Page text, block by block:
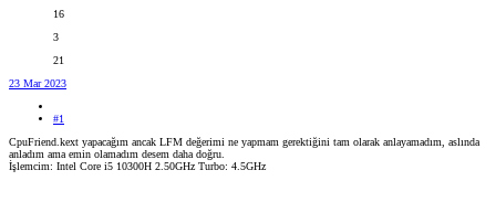
16
3
21
23 Mar 2023
#1
CpuFriend.kext yapacağım ancak LFM değerimi ne yapmam gerektiğini tam olarak anlayamadım, aslında
anladım ama emin olamadım desem daha doğru.
İşlemcim: Intel Core i5 10300H 2.50GHz Turbo: 4.5GHz